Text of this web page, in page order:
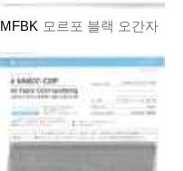
MFBK 모르포 블랙 오간자